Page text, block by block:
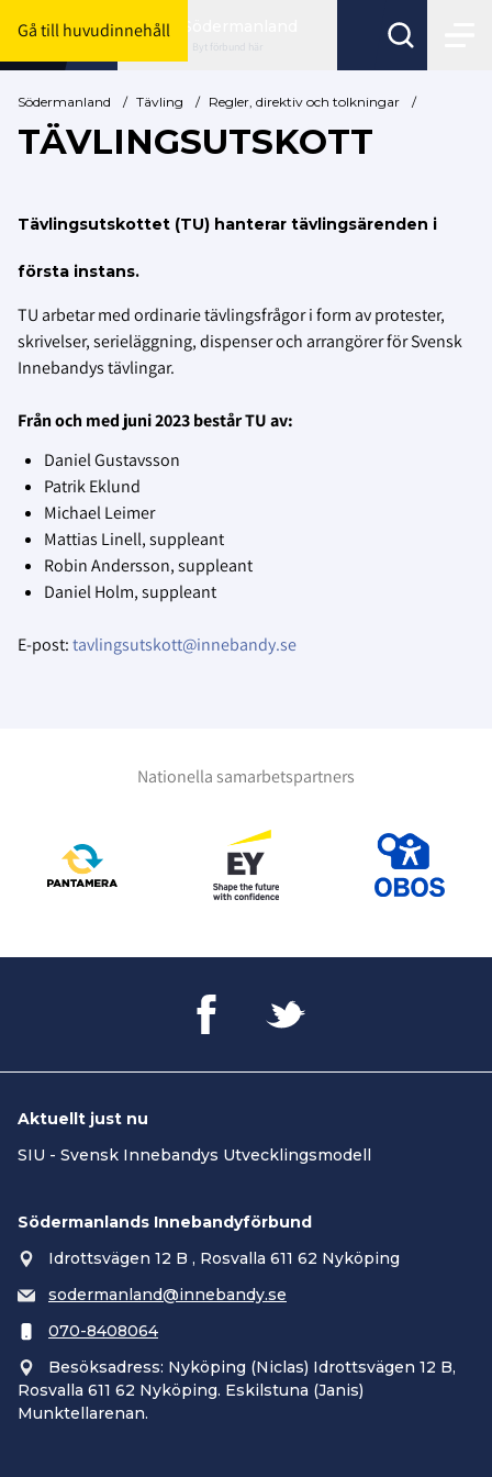
Gå till huvudinnehåll
Byt förbund här
Södermanland / Tävling / Regler, direktiv och tolkningar /
TÄVLINGSUTSKOTT
Tävlingsutskottet (TU) hanterar tävlingsärenden i
första instans.
TU arbetar med ordinarie tävlingsfrågor i form av protester,
skrivelser, serieläggning, dispenser och arrangörer för Svensk
Innebandys tävlingar.
Från och med juni 2023 består TU av:
Daniel Gustavsson
Patrik Eklund
Michael Leimer
Mattias Linell, suppleant
Robin Andersson, suppleant
Daniel Holm, suppleant
E-post:tavlingsutskott@innebandy.se
Nationella samarbetspartners
Aktuellt just nu
SIU - Svensk Innebandys Utvecklingsmodell
Södermanlands Innebandyförbund
Idrottsvägen 12 B , Rosvalla 611 62 Nyköping
sodermanland@innebandy.se
070-8408064
Besöksadress: Nyköping (Niclas) Idrottsvägen 12 B,
Rosvalla 611 62 Nyköping. Eskilstuna (Janis)
Munktellarenan.